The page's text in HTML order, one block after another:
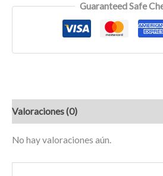
Guaranteed Safe
Valoraciones (0)
No hay valoraciones aún.